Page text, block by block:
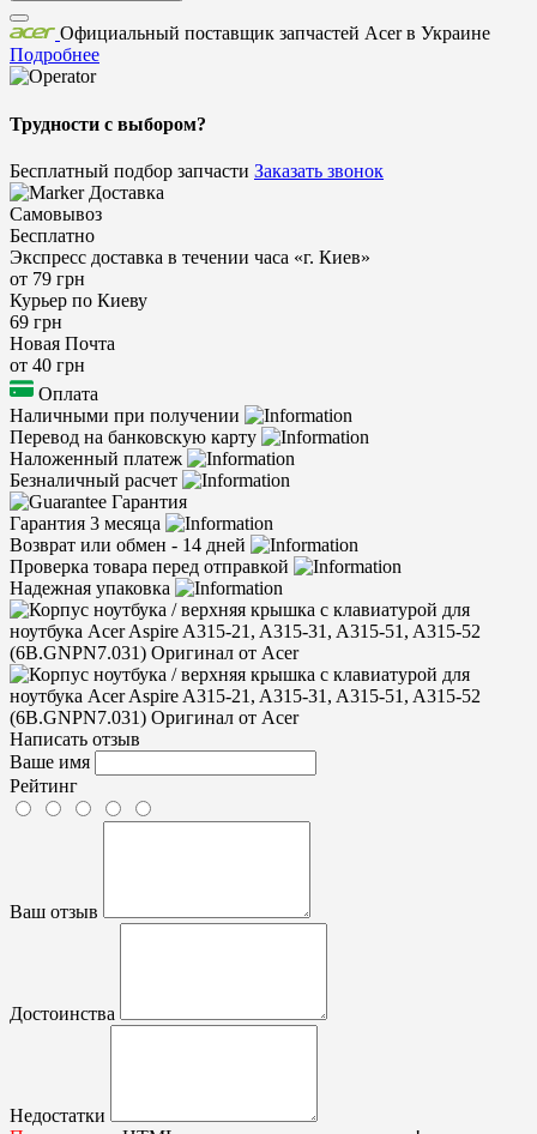
Официальный поставщик запчастей Acer в Украине
Подробнее
Трудности с выбором?
Бесплатный подбор запчасти Заказать звонок
Доставка
Самовывоз
Бесплатно
Экспресс доставка в течении часа «г. Киев»
от 79 грн
Курьер по Киеву
69 грн
Новая Почта
от 40 грн
Оплата
Наличными при получении
Перевод на банковскую карту
Наложенный платеж
Безналичный расчет
Гарантия
Гарантия 3 месяца
Возврат или обмен - 14 дней
Проверка товара перед отправкой
Надежная упаковка
Написать отзыв
Ваше имя
Рейтинг
Ваш отзыв
Достоинства
Недостатки